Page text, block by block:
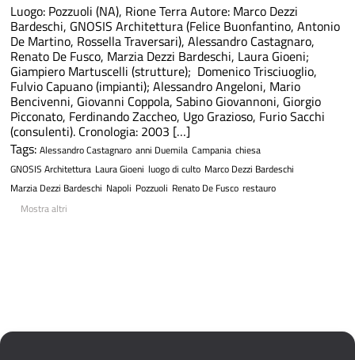
Luogo: Pozzuoli (NA), Rione Terra Autore: Marco Dezzi
Bardeschi, GNOSIS Architettura (Felice Buonfantino, Antonio
De Martino, Rossella Traversari), Alessandro Castagnaro,
Renato De Fusco, Marzia Dezzi Bardeschi, Laura Gioeni;
Giampiero Martuscelli (strutture); Domenico Trisciuoglio,
Fulvio Capuano (impianti); Alessandro Angeloni, Mario
Bencivenni, Giovanni Coppola, Sabino Giovannoni, Giorgio
Picconato, Ferdinando Zaccheo, Ugo Grazioso, Furio Sacchi
(consulenti). Cronologia: 2003 […]
Tags: Alessandro Castagnaro anni Duemila Campania chiesa
GNOSIS Architettura Laura Gioeni luogo di culto Marco Dezzi Bardeschi
Marzia Dezzi Bardeschi Napoli Pozzuoli Renato De Fusco restauro
Mostra altri